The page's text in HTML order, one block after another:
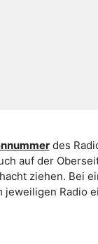
des
auf der
ziehen. Bei
Radio